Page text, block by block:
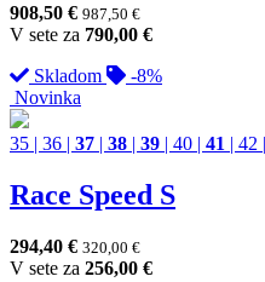
908,50 € 987,50 €
V sete za 790,00 €
Skladom
-8%
Novinka
35 | 36 | 37 | 38 | 39 | 40 | 41 | 42 |
Race Speed S
294,40 € 320,00 €
V sete za 256,00 €